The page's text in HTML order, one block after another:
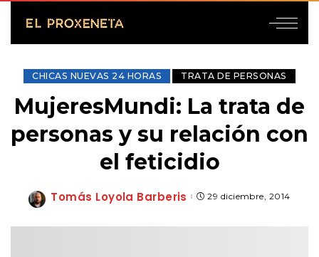
CHICAS NUEVAS 24 HORAS TRATA DE PERSONAS
MujeresMundi: La trata de
personas y su relación con
el feticidio
Posted
Tomás Loyola Barberis 29 diciembre, 2014